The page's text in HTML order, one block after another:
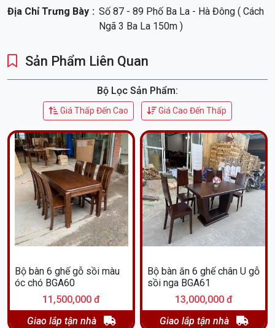
Địa Chỉ Trưng Bày
Số 87 - 89 Phố Ba La - Hà Đông ( Cách
Ngã 3 Ba La 150m )
Sản Phẩm Liên Quan
Bộ Lọc Sản Phẩm:
Giá Thấp Đến Cao Giá Cao Đến Thấp
Bộ bàn 6 ghế gỗ sồi màu
óc chó BGA60
11,500,000 đ
Giao lắp tận nhà
Bộ bàn ăn 6 ghế chân U gỗ
sồi nga BGA61
13,000,000 đ
Giao lắp tận nhà